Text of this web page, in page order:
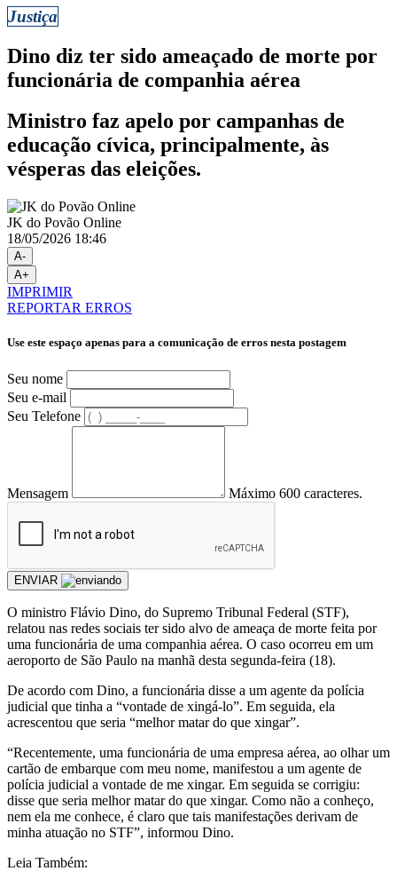
Justiça
Dino diz ter sido ameaçado de morte por
funcionária de companhia aérea
Ministro faz apelo por campanhas de
educação cívica, principalmente, às
vésperas das eleições.
JK do Povão Online
18/05/2026 18:46
A-
A+
IMPRIMIR
REPORTAR ERROS
Use este espaço apenas para a comunicação de erros nesta postagem
Seu nome
Seu e-mail
Seu Telefone
Mensagem Máximo 600 caracteres.
ENVIAR
O ministro Flávio Dino, do Supremo Tribunal Federal (STF),
relatou nas redes sociais ter sido alvo de ameaça de morte feita por
uma funcionária de uma companhia aérea. O caso ocorreu em um
aeroporto de São Paulo na manhã desta segunda-feira (18).
De acordo com Dino, a funcionária disse a um agente da polícia
judicial que tinha a “vontade de xingá-lo”. Em seguida, ela
acrescentou que seria “melhor matar do que xingar”.
“Recentemente, uma funcionária de uma empresa aérea, ao olhar um
cartão de embarque com meu nome, manifestou a um agente de
polícia judicial a vontade de me xingar. Em seguida se corrigiu:
disse que seria melhor matar do que xingar. Como não a conheço,
nem ela me conhece, é claro que tais manifestações derivam de
minha atuação no STF”, informou Dino.
Leia Também: